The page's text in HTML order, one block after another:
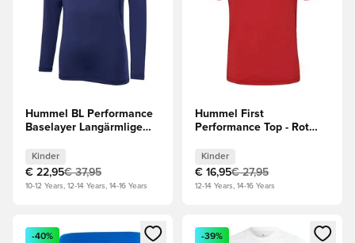
Hummel BL Performance
Baselayer Langärmlige
Kinder
€ 22,95€ 37,95
10-12 Years, 12-14 Years, 14-16 Years
Hummel First
Performance Top - Rot
Kinder
€ 16,95€ 27,95
12-14 Years, 14-16 Years
Öffnet ein Fenster zum Anmelden oder Registrieren als
-40%
Öffnet ein Fenster zum
-39%